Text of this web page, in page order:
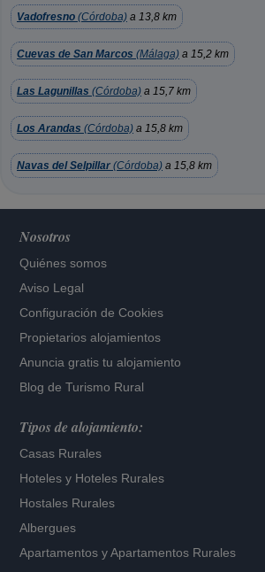
Vadofresno (Córdoba) a 13,8 km
Cuevas de San Marcos (Málaga) a 15,2 km
Las Lagunillas (Córdoba) a 15,7 km
Los Arandas (Córdoba) a 15,8 km
Navas del Selpillar (Córdoba) a 15,8 km
Nosotros
Quiénes somos
Aviso Legal
Configuración de Cookies
Propietarios alojamientos
Anuncia gratis tu alojamiento
Blog de Turismo Rural
Tipos de alojamiento:
Casas Rurales
Hoteles y Hoteles Rurales
Hostales Rurales
Albergues
Apartamentos yApartamentos Rurales